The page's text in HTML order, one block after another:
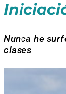
Nunca he
clases